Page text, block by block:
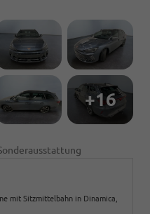
+16
mit Sitzmittelbahn in Dinamica,